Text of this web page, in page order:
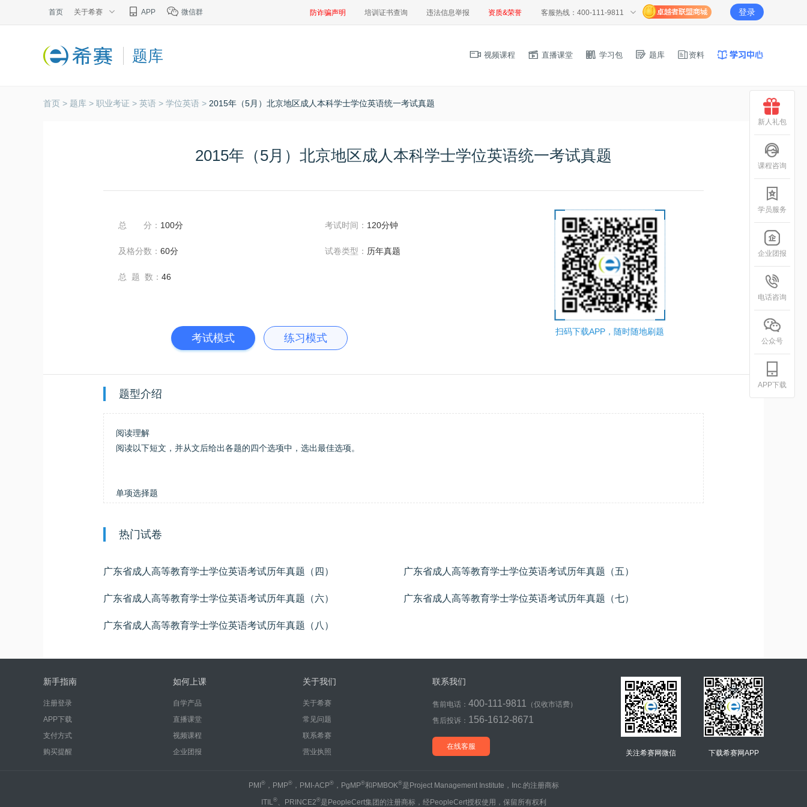
首页 关于希赛 APP 微信群 防诈骗声明 培训证书查询 违法信息举报 资质&荣誉 客服热线：400-111-9811 登录
题库 视频课程 直播课堂 学习包 题库 资料
首页 > 题库 > 职业考证 > 英语 > 学位英语 > 2015年（5月）北京地区成人本科学士学位英语统一考试真题
2015年（5月）北京地区成人本科学士学位英语统一考试真题
总 分： 100分
及格分数： 60分
总 题 数： 46
考试时间： 120分钟
试卷类型： 历年真题
考试模式 练习模式
扫码下载APP，随时随地刷题
题型介绍
阅读理解
阅读以下短文，并从文后给出各题的四个选项中，选出最佳选项。
单项选择题
完形填空
翻译题
热门试卷
广东省成人高等教育学士学位英语考试历年真题（四） 广东省成人高等教育学士学位英语考试历年真题（五）
广东省成人高等教育学士学位英语考试历年真题（六） 广东省成人高等教育学士学位英语考试历年真题（七）
广东省成人高等教育学士学位英语考试历年真题（八）
新手指南
注册登录
APP下载
支付方式
购买提醒
如何上课
自学产品
直播课堂
视频课程
企业团报
关于我们
关于希赛
常见问题
联系希赛
营业执照
联系我们
售前电话： 400-111-9811
（仅收市话费）
售后投诉： 156-1612-8671
在线客服
关注希赛网微信 下载希赛网APP
PMI®，PMP®，PMI-ACP®，PgMP®和PMBOK®是Project Management Institute，Inc.的注册商标
ITIL®、PRINCE2®是PeopleCert集团的注册商标，经PeopleCert授权使用，保留所有权利
新人礼包
课程咨询
学员服务
企业团报
电话咨询
公众号
APP下载